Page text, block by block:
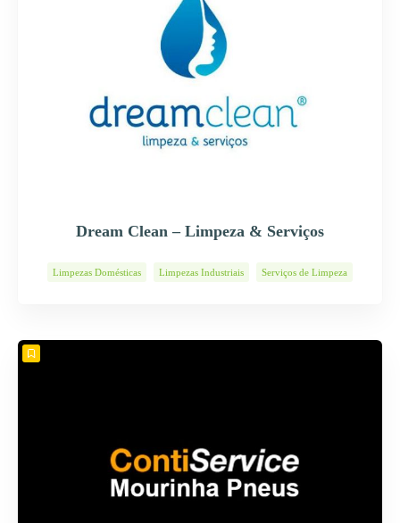
Dream Clean – Limpeza & Serviços
Limpezas Domésticas Limpezas Industriais Serviços de Limpeza